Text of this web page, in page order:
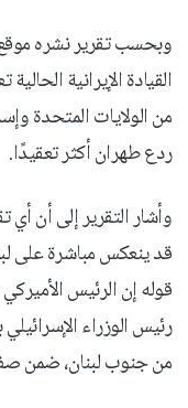
وبحسب تقرير نشره موقع
القيادة الإيرانية
من الولايات المتحدة
ردع طهران أكثر تعقيدًا.
وأشار التقرير إلى أن
قد ينعكس مباشرة على
قوله إن الرئيس
رئيس الوزراء
من جنوب لبنان، ضمن